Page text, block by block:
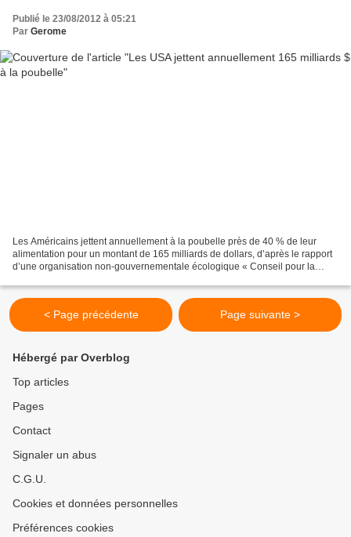
Publié le 23/08/2012 à 05:21
Par Gerome
Les Américains jettent annuellement à la poubelle près de 40 % de leur
alimentation pour un montant de 165 milliards de dollars, d’après le rapport
d’une organisation non-gouvernementale écologique « Conseil pour la
< Page précédente Page suivante >
Hébergé par Overblog
Top articles
Pages
Contact
Signaler un abus
C.G.U.
Cookies et données personnelles
Préférences cookies